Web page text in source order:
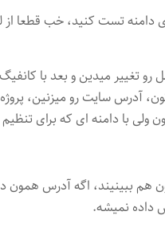
دامنه تست کنید، خب قطعا از
آدرس سایت رو میزنین،
ولی با دامنه ای که برای
هم ببینیند، اگه آدرس همون